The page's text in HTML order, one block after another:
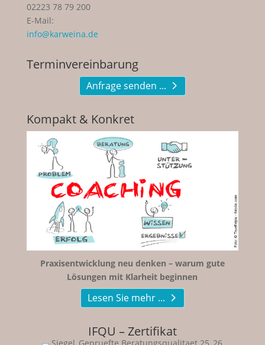
02223 78 79 200
E-Mail:
info@karweina.de
Terminvereinbarung
Anfrage senden ...
Kompakt & Konkret
Praxisentwicklung neu denken – warum gute
Lösungen mit Klarheit beginnen
Lesen Sie mehr ...
IFQU – Zertifikat